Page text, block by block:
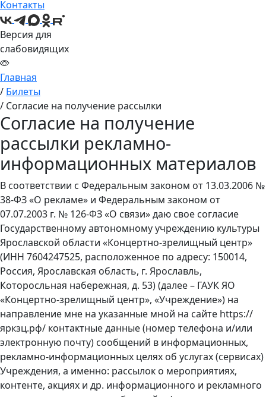
Контакты
Версия для
слабовидящих
Главная
/ Билеты
/ Согласие на получение рассылки
Согласие на получение
рассылки рекламно-
информационных материалов
В соответствии с Федеральным законом от 13.03.2006 №
38-ФЗ «О рекламе» и Федеральным законом от
07.07.2003 г. № 126-ФЗ «О связи» даю свое согласие
Государственному автономному учреждению культуры
Ярославской области «Концертно-зрелищный центр»
(ИНН 7604247525, расположенное по адресу: 150014,
Россия, Ярославская область, г. Ярославль,
Которосльная набережная, д. 53) (далее – ГАУК ЯО
«Концертно-зрелищный центр», «Учреждение») на
направление мне на указанные мной на сайте https://
яркзц.рф/ контактные данные (номер телефона и/или
электронную почту) сообщений в информационных,
рекламно-информационных целях об услугах (сервисах)
Учреждения, а именно: рассылок о мероприятиях,
контенте, акциях и др. информационного и рекламного